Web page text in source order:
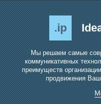
.ip
Мы решаем самые
коммуникативных
преимуществ
продвижения